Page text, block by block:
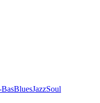
BasBluesJazzSoul